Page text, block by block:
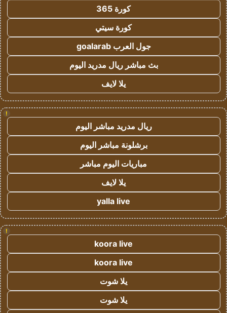
كورة 365
كورة سيتي
جول العرب goalarab
بث مباشر ريال مدريد اليوم
يلا لايف
!
ريال مدريد مباشر اليوم
برشلونة مباشر اليوم
مباريات اليوم مباشر
يلا لايف
yalla live
!
koora live
koora live
يلا شوت
يلا شوت